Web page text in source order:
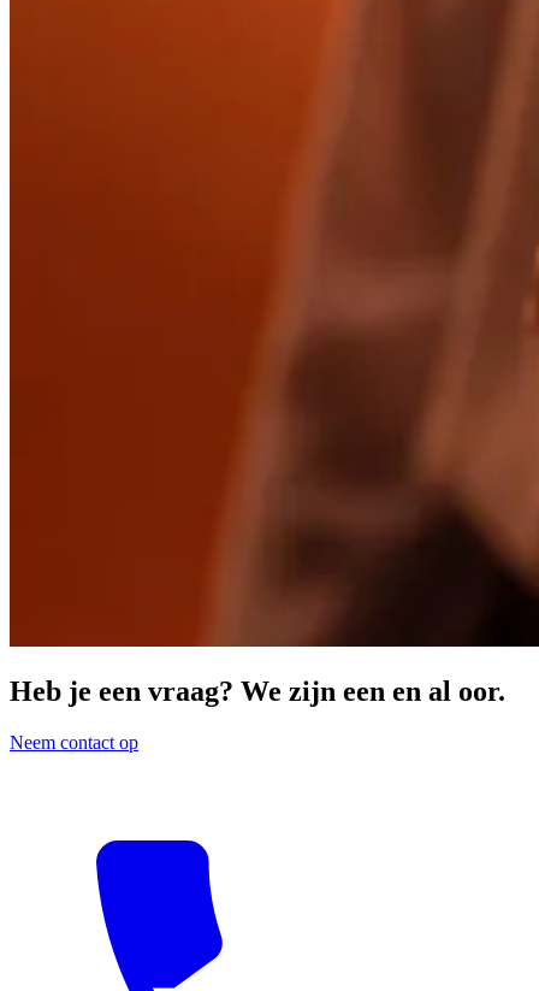
Heb je een vraag? We zijn een en al oor.
Neem contact op